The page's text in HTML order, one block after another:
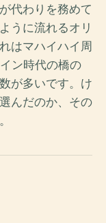
代わりを務めて
うに流れるオリ
はマハイハイ周
ン時代の橋の
が多いです。け
んだのか、その